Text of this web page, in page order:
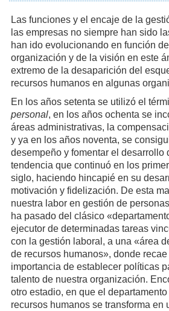
Las funciones y el encaje de la
las empresas no siempre han sido
han ido evolucionando en función
organización y de la visión en este
extremo de la desaparición del
recursos humanos en algunas
En los años setenta se utilizó el
personal, en los años ochenta se
áreas administrativas, la
y ya en los años noventa, se
desempeño y fomentar el desarrollo
tendencia que continuó en los
siglo, haciendo hincapié en su
motivación y fidelización. De esta
nuestra labor en gestión de
ha pasado del clásico
ejecutor de determinadas tareas
con la gestión laboral, a una «área
de recursos humanos», donde
importancia de establecer políticas
talento de nuestra organización.
otro estadio, en que el
recursos humanos se transforma en